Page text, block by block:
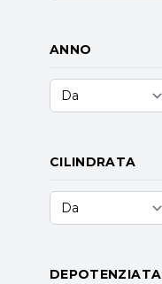
ANNO
CILINDRATA
DEPOTENZIATA